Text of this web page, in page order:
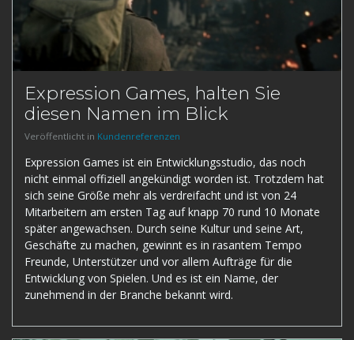
Expression Games, halten Sie
diesen Namen im Blick
Veröffentlicht in Kundenreferenzen
Expression Games ist ein Entwicklungsstudio, das noch
nicht einmal offiziell angekündigt worden ist. Trotzdem hat
sich seine Größe mehr als verdreifacht und ist von 24
Mitarbeitern am ersten Tag auf knapp 70 rund 10 Monate
später angewachsen. Durch seine Kultur und seine Art,
Geschäfte zu machen, gewinnt es in rasantem Tempo
Freunde, Unterstützer und vor allem Aufträge für die
Entwicklung von Spielen. Und es ist ein Name, der
zunehmend in der Branche bekannt wird.